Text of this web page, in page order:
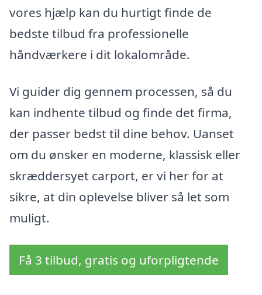
vores hjælp kan du hurtigt finde de
bedste tilbud fra professionelle
håndværkere i dit lokalområde.
Vi guider dig gennem processen, så du
kan indhente tilbud og finde det firma,
der passer bedst til dine behov. Uanset
om du ønsker en moderne, klassisk eller
skræddersyet carport, er vi her for at
sikre, at din oplevelse bliver så let som
muligt.
Få 3 tilbud, gratis og uforpligtende